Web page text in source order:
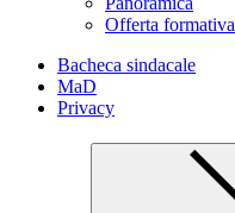
Offerta formativa
Bacheca sindacale
MaD
Privacy